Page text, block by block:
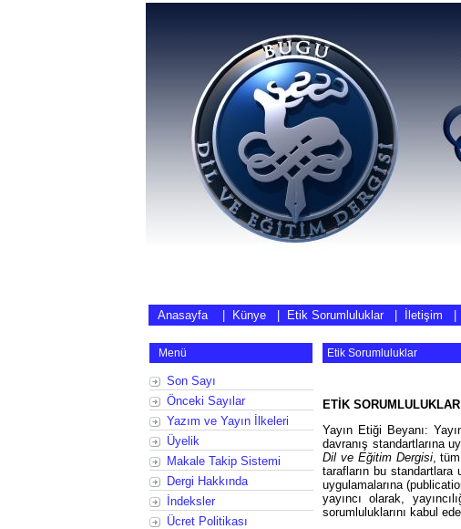
Anasayfa| Künye Etik Sorumluluklar İletişim
Menü
Son Sayı
Önceki Sayılar
Yazım ve Yayın İlkeleri
Üyelik
Makale Takip Sistemi
Dergi Hakkında
İndeksler
Ücret Politikası
Etik Sorumluluklar
ETİK
Yayın Etiği Beyanı:
davranış standartlarına
Dil ve Eğitim Dergisi,
tarafların bu standartlara
uygulamalarına
yayıncı olarak,
sorumluluklarını kabul